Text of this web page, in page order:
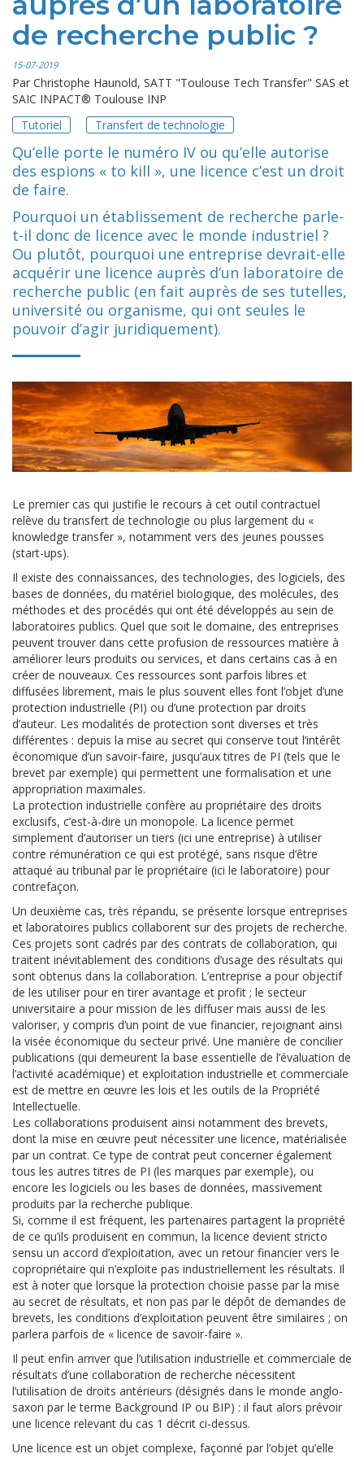
de recherche public ?
15-07-2019
Par Christophe Haunold, SATT "Toulouse Tech Transfer" SAS et
SAIC INPACT® Toulouse INP
Tutoriel
Transfert de technologie
Qu’elle porte le numéro IV ou qu’elle autorise
des espions « to kill », une licence c’est un droit
de faire.
Pourquoi un établissement de recherche parle-
t-il donc de licence avec le monde industriel ?
Ou plutôt, pourquoi une entreprise devrait-elle
acquérir une licence auprès d’un laboratoire de
recherche public (en fait auprès de ses tutelles,
université ou organisme, qui ont seules le
pouvoir d’agir juridiquement).
Le premier cas qui justifie le recours à cet outil contractuel
relève du transfert de technologie ou plus largement du «
knowledge transfer », notamment vers des jeunes pousses
(start-ups).
Il existe des connaissances, des technologies, des logiciels, des
bases de données, du matériel biologique, des molécules, des
méthodes et des procédés qui ont été développés au sein de
laboratoires publics. Quel que soit le domaine, des entreprises
peuvent trouver dans cette profusion de ressources matière à
améliorer leurs produits ou services, et dans certains cas à en
créer de nouveaux. Ces ressources sont parfois libres et
diffusées librement, mais le plus souvent elles font l’objet d’une
protection industrielle (PI) ou d’une protection par droits
d’auteur. Les modalités de protection sont diverses et très
différentes : depuis la mise au secret qui conserve tout l’intérêt
économique d’un savoir-faire, jusqu’aux titres de PI (tels que le
brevet par exemple) qui permettent une formalisation et une
appropriation maximales.
La protection industrielle confère au propriétaire des droits
exclusifs, c’est-à-dire un monopole. La licence permet
simplement d’autoriser un tiers (ici une entreprise) à utiliser
contre rémunération ce qui est protégé, sans risque d’être
attaqué au tribunal par le propriétaire (ici le laboratoire) pour
contrefaçon.
Un deuxième cas, très répandu, se présente lorsque entreprises
et laboratoires publics collaborent sur des projets de recherche.
Ces projets sont cadrés par des contrats de collaboration, qui
traitent inévitablement des conditions d’usage des résultats qui
sont obtenus dans la collaboration. L’entreprise a pour objectif
de les utiliser pour en tirer avantage et profit ; le secteur
universitaire a pour mission de les diffuser mais aussi de les
valoriser, y compris d’un point de vue financier, rejoignant ainsi
la visée économique du secteur privé. Une manière de concilier
publications (qui demeurent la base essentielle de l’évaluation de
l’activité académique) et exploitation industrielle et commerciale
est de mettre en œuvre les lois et les outils de la Propriété
Intellectuelle.
Les collaborations produisent ainsi notamment des brevets,
dont la mise en œuvre peut nécessiter une licence, matérialisée
par un contrat. Ce type de contrat peut concerner également
tous les autres titres de PI (les marques par exemple), ou
encore les logiciels ou les bases de données, massivement
produits par la recherche publique.
Si, comme il est fréquent, les partenaires partagent la propriété
de ce qu’ils produisent en commun, la licence devient stricto
sensu un accord d’exploitation, avec un retour financier vers le
copropriétaire qui n’exploite pas industriellement les résultats. Il
est à noter que lorsque la protection choisie passe par la mise
au secret de résultats, et non pas par le dépôt de demandes de
brevets, les conditions d’exploitation peuvent être similaires ; on
parlera parfois de « licence de savoir-faire ».
Il peut enfin arriver que l’utilisation industrielle et commerciale de
résultats d’une collaboration de recherche nécessitent
l’utilisation de droits antérieurs (désignés dans le monde anglo-
saxon par le terme Background IP ou BIP) : il faut alors prévoir
une licence relevant du cas 1 décrit ci-dessus.
Une licence est un objet complexe, façonné par l’objet qu’elle